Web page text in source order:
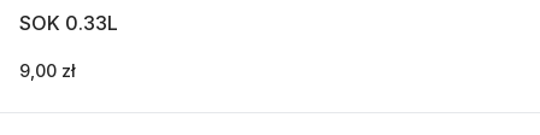
SOK 0.33L
9,00 zł